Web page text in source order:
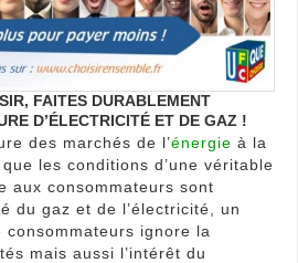
FAITES DURABLEMENT
D’ÉLECTRICITÉ ET DE GAZ !
des marchés de l’énergie à la
les conditions d’une véritable
aux consommateurs sont
du gaz et de l’électricité, un
ignore la
mais aussi l’intérêt du